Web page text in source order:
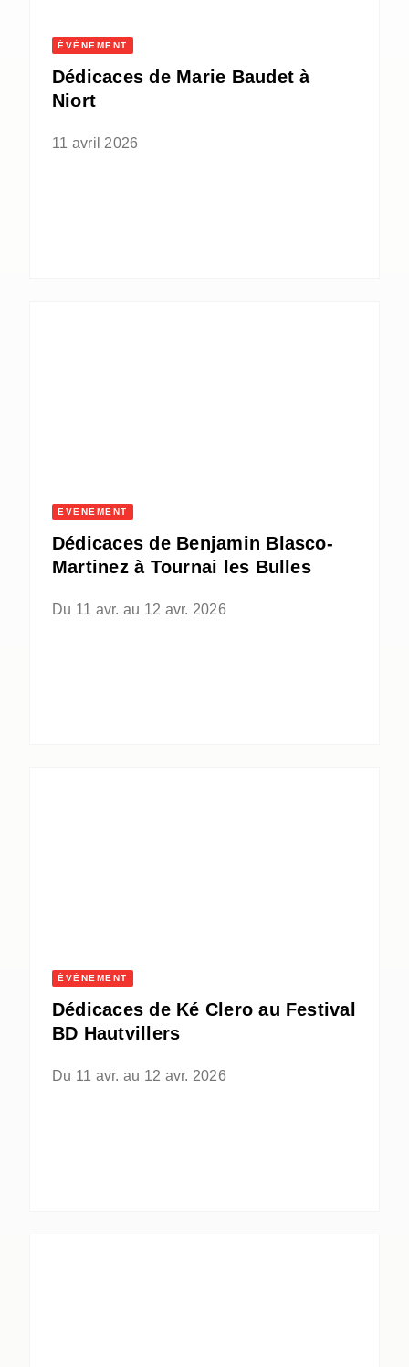
ÉVÈNEMENT
Dédicaces de Marie Baudet à
Niort
11 avril 2026
ÉVÈNEMENT
Dédicaces de Benjamin Blasco-
Martinez à Tournai les Bulles
Du 11 avr. au 12 avr. 2026
ÉVÈNEMENT
Dédicaces de Ké Clero au Festival
BD Hautvillers
Du 11 avr. au 12 avr. 2026